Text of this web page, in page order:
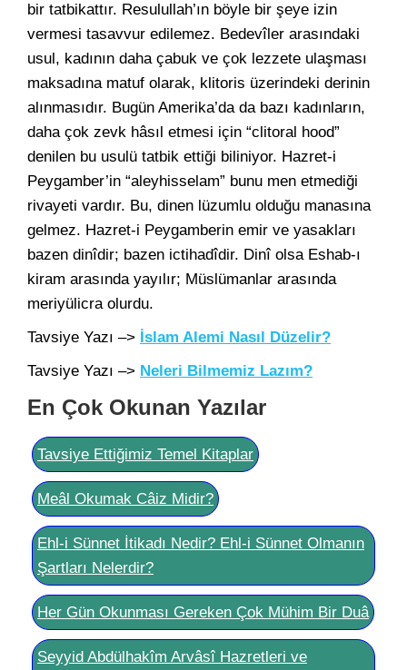
bir tatbikattır. Resulullah’ın böyle bir şeye izin
vermesi tasavvur edilemez. Bedevîler arasındaki
usul, kadının daha çabuk ve çok lezzete ulaşması
maksadına matuf olarak, klitoris üzerindeki derinin
alınmasıdır. Bugün Amerika’da da bazı kadınların,
daha çok zevk hâsıl etmesi için “clitoral hood”
denilen bu usulü tatbik ettiği biliniyor. Hazret-i
Peygamber’in “aleyhisselam” bunu men etmediği
rivayeti vardır. Bu, dinen lüzumlu olduğu manasına
gelmez. Hazret-i Peygamberin emir ve yasakları
bazen dinîdir; bazen ictihadîdir. Dinî olsa Eshab-ı
kiram arasında yayılır; Müslümanlar arasında
meriyülicra olurdu.
Tavsiye Yazı –> İslam Alemi Nasıl Düzelir?
Tavsiye Yazı –> Neleri Bilmemiz Lazım?
En Çok Okunan Yazılar
Tavsiye Ettiğimiz Temel Kitaplar
Meâl Okumak Câiz Midir?
Ehl-i Sünnet İtikadı Nedir? Ehl-i Sünnet Olmanın
Şartları Nelerdir?
Her Gün Okunması Gereken Çok Mühim Bir Duâ
Seyyid Abdülhakîm Arvâsî Hazretleri ve